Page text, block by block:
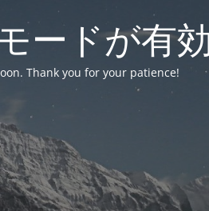
ードが有
Thank you for your patience!